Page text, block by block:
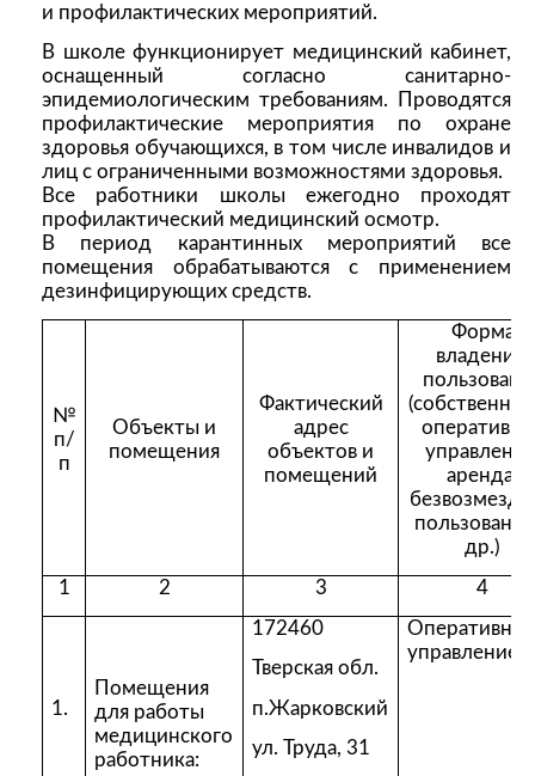
и профилактических мероприятий.
В школе функционирует медицинский кабинет,
оснащенный согласно санитарно-
эпидемиологическим требованиям. Проводятся
профилактические мероприятия по охране
здоровья обучающихся, в том числе инвалидов и
лиц с ограниченными возможностями здоровья.
Все работники школы ежегодно проходят
профилактический медицинский осмотр.
В период карантинных мероприятий все
помещения обрабатываются с применением
дезинфицирующих средств.
№
п/
п
Объекты и
помещения
Фактический
адрес
объектов и
помещений
Форма
владения,
аренда,
др.)
1
2 3 4
1.
Помещения
для работы
медицинского
работника:
172460
Тверская обл.
п.Жарковский
ул. Труда, 31
Оперативное
управление